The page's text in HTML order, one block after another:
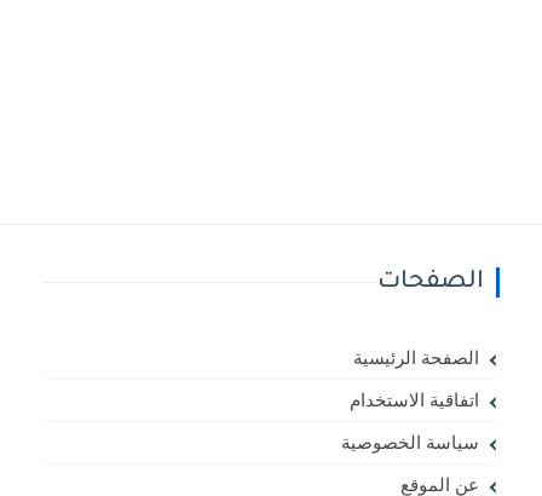
الصفحات
الصفحة الرئيسية
اتفاقية الاستخدام
سياسة الخصوصية
عن الموقع